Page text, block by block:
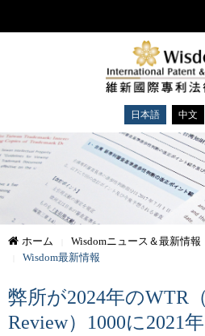
日本語 中文
ホーム Wisdomニュース＆最新情報
Wisdom最新情報
弊所が2024年のWTR
Review）1000に2021